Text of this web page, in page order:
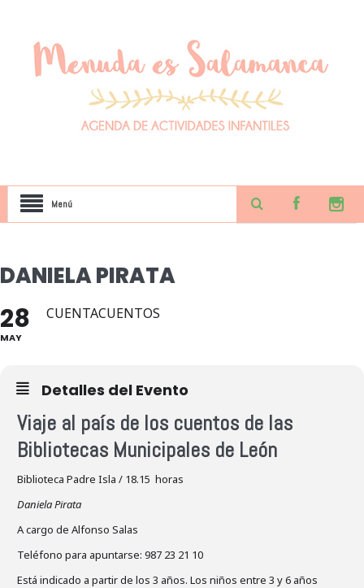
Menú
DANIELA PIRATA
28
MAY
CUENTACUENTOS
Detalles del Evento
Viaje al país de los cuentos de las
Bibliotecas Municipales de León
Biblioteca Padre Isla / 18.15 horas
Daniela Pirata
A cargo de Alfonso Salas
Teléfono para apuntarse: 987 23 21 10
Está indicado a partir de los 3 años. Los niños entre 3 y 6 años